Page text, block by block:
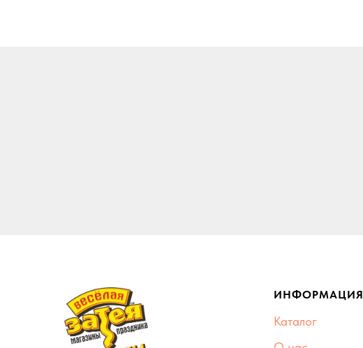
ИНФОРМАЦИЯ
Каталог